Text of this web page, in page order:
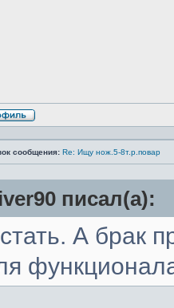
сообщения: Re: Ищу нож.5-8т.р.повар
писал(а):
А брак